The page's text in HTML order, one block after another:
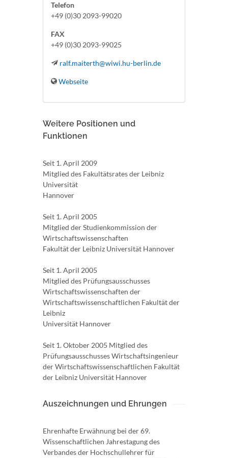
Telefon
+49 (0)30 2093-99020
FAX
+49 (0)30 2093-99025
ralf.maiterth@wiwi.hu-berlin.de
Webseite
Weitere Positionen und
Funktionen
Seit 1. April 2009
Mitglied des Fakultätsrates der Leibniz
Universität
Hannover
Seit 1. April 2005
Mitglied der Studienkommission der
Wirtschaftswissenschaften
Fakultät der Leibniz Universität Hannover
Seit 1. April 2005
Mitglied des Prüfungsausschusses
Wirtschaftswissenschaften der
Wirtschaftswissenschaftlichen Fakultät der
Leibniz
Universität Hannover
Seit 1. Oktober 2005 Mitglied des
Prüfungsausschusses Wirtschaftsingenieur
der Wirtschaftswissenschaftlichen Fakultät
der Leibniz Universität Hannover
Auszeichnungen und Ehrungen
Ehrenhafte Erwähnung bei der 69.
Wissenschaftlichen Jahrestagung des
Verbandes der Hochschullehrer für